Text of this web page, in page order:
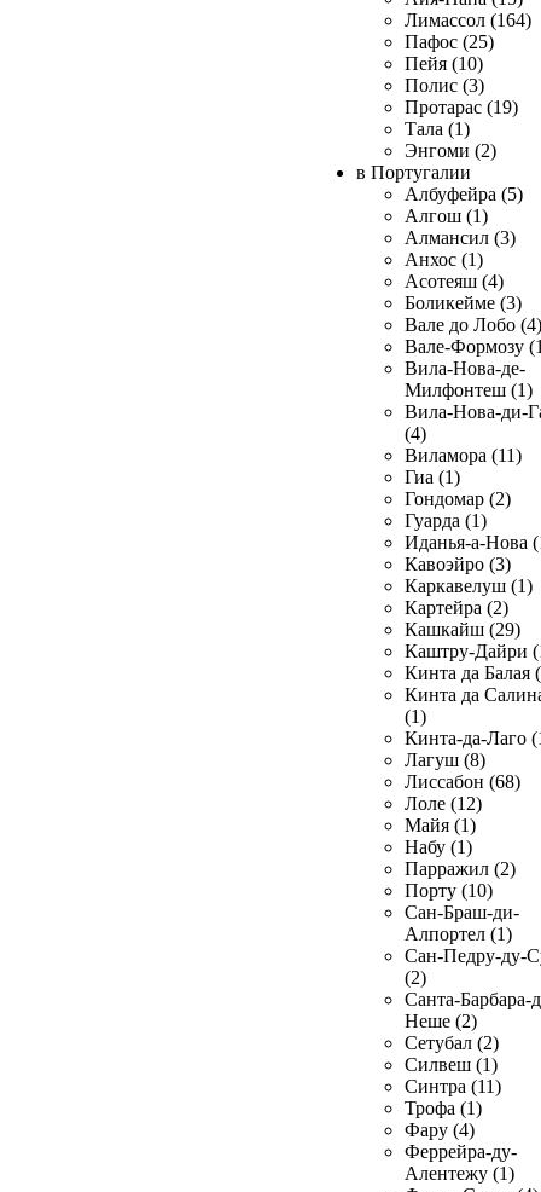
Лимассол (164)
Пафос (25)
Пейя (10)
Полис (3)
Протарас (19)
Тала (1)
Энгоми (2)
в Португалии
Албуфейра (5)
Алгош (1)
Алмансил (3)
Анхос (1)
Асотеяш (4)
Боликейме (3)
Вале до Лобо (4)
Вале-Формозу
Вила-Нова-де-
Милфонтеш (1)
Вила-Нова-ди-
(4)
Виламора (11)
Гиа (1)
Гондомар (2)
Гуарда (1)
Иданья-а-Нова
Кавоэйро (3)
Каркавелуш (1)
Картейра (2)
Кашкайш (29)
Каштру-Дайри
Кинта да Балая
Кинта да
(1)
Кинта-да-Лаго
Лагуш (8)
Лиссабон (68)
Лоле (12)
Майя (1)
Набу (1)
Парражил (2)
Порту (10)
Сан-Браш-ди-
Алпортел (1)
Сан-Педру-ду-
(2)
Санта-Барбара-
Неше (2)
Сетубал (2)
Силвеш (1)
Синтра (11)
Трофа (1)
Фару (4)
Феррейра-ду-
Алентежу (1)